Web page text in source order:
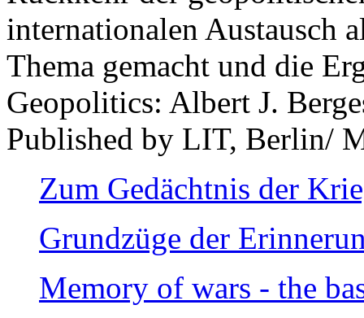
internationalen Austausch
Thema gemacht und die
Geopolitics: Albert J.
Published by LIT, Berlin/
Zum Gedächtnis der
Grundzüge der
Memory of wars - the